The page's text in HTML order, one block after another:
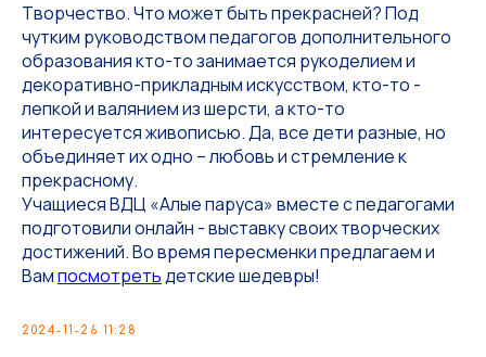
Творчество. Что может быть прекрасней? Под
чутким руководством педагогов дополнительного
образования кто-то занимается рукоделием и
декоративно-прикладным искусством, кто-то -
лепкой и валянием из шерсти, а кто-то
интересуется живописью. Да, все дети разные, но
объединяет их одно – любовь и стремление к
прекрасному.
Учащиеся ВДЦ «Алые паруса» вместе с педагогами
подготовили онлайн - выставку своих творческих
достижений. Во время пересменки предлагаем и
Вампосмотретьдетские шедевры!
2024-11-26 11:28